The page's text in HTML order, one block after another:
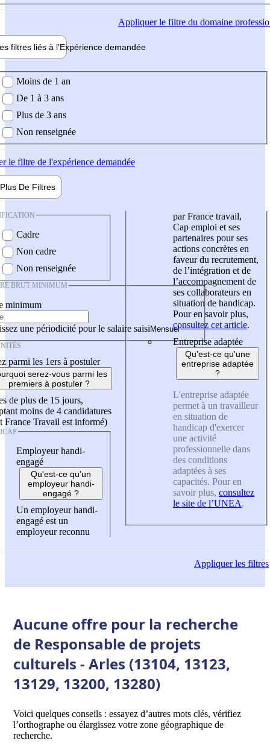
Appliquerle filtre du domaine
filtres liés à l'Expérience demandée
demandée
Moins de 1 an
De 1 à 3 ans
Plus de 3 ans
Non renseignée
le filtre de l'expérience demandée
Plus De Filtres
Cadre
Non cadre
Non renseignée
BRUT MINIMUM
minimum
une périodicité pour le salaire saisi
parmi les 1ers à postuler
serez-vous parmi les
premiers à postuler ?
de plus de 15 jours,
moins de 4 candidatures
France Travail est informé)
Employeur handi-
engagé
Qu'est-ce qu'un
employeur handi-
engagé ?
Un employeur handi-
engagé est un
employeur reconnu
par France travail,
Cap emploi et ses
partenaires pour ses
actions concrètes en
faveur du recrutement,
de l’intégration et de
l’accompagnement de
ses collaborateurs en
situation de handicap.
Pour en savoir plus,
consultez cet article.
Entreprise adaptée
Qu'est-ce qu'une
entreprise adaptée
?
L'entreprise adaptée
permet à un travailleur
en situation de
handicap d'exercer
une activité
professionnelle dans
des conditions
adaptées à ses
capacités. Pour en
savoir plus, consultez
le site de l’UNEA.
Appliquerles filtres
Aucune offre pour la recherche
de Responsable de projets
culturels - Arles (13104, 13123,
13129, 13200, 13280)
Voici quelques conseils : essayez d’autres mots clés, vérifiez
l’orthographe ou élargissez votre zone géographique de
recherche.